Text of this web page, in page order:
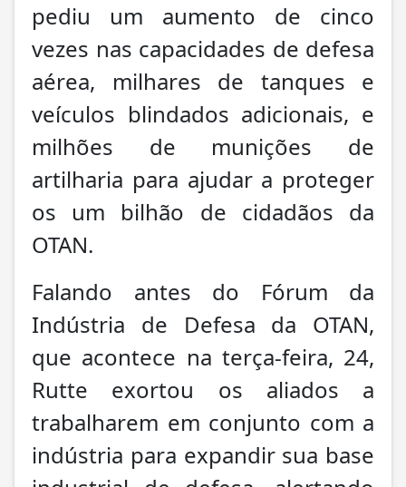
pediu um aumento de cinco
vezes nas capacidades de defesa
aérea, milhares de tanques e
veículos blindados adicionais, e
milhões de munições de
artilharia para ajudar a proteger
os um bilhão de cidadãos da
OTAN.
Falando antes do Fórum da
Indústria de Defesa da OTAN,
que acontece na terça-feira, 24,
Rutte exortou os aliados a
trabalharem em conjunto com a
indústria para expandir sua base